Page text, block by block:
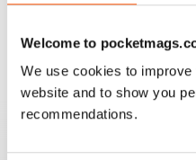
Welcome to
We use cookies to
website and to show you
recommendations.